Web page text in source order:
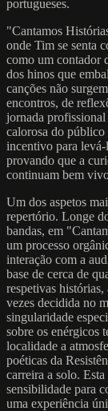
portugueses.
"Cantamos
onde Tim se senta
como um contador
dos hinos que
canções não
encontros, de
jornada profissional
calorosa do público
incentivo para levá-
provando que a
continuam bem
Um dos aspetos
repertório. Longe
bandas, em
um processo
interação com a
base de cerca de
respetivas
vezes decidida no
singularidade
sobre os enérgicos
localidade a
poéticas da
carreira a solo.
sensibilidade para
uma experiência